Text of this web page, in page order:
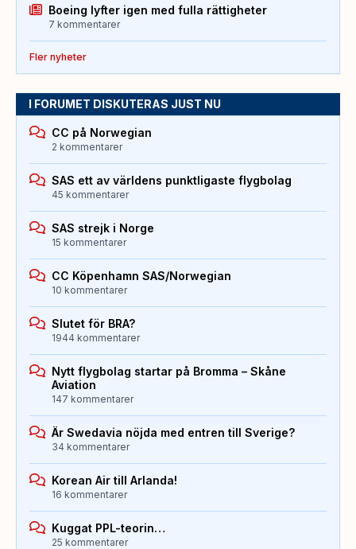
Boeing lyfter igen med fulla rättigheter
7 kommentarer
Fler nyheter
I FORUMET DISKUTERAS JUST NU
CC på Norwegian
2 kommentarer
SAS ett av världens punktligaste flygbolag
45 kommentarer
SAS strejk i Norge
15 kommentarer
CC Köpenhamn SAS/Norwegian
10 kommentarer
Slutet för BRA?
1944 kommentarer
Nytt flygbolag startar på Bromma – Skåne
Aviation
147 kommentarer
Är Swedavia nöjda med entren till Sverige?
34 kommentarer
Korean Air till Arlanda!
16 kommentarer
Kuggat PPL-teorin…
25 kommentarer